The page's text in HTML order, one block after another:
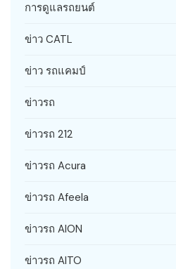
การดูแลรถยนต์
ข่าว CATL
ข่าว รถแคมป์
ข่าวรถ
ข่าวรถ 212
ข่าวรถ Acura
ข่าวรถ Afeela
ข่าวรถ AION
ข่าวรถ AITO